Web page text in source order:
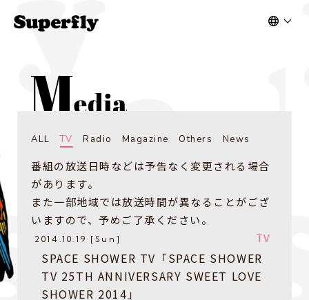
ALL TV Radio Magazine Others News
番組の放送日時などは予告なく変更される場合
があります。
また一部地域では放送時間が異なることがござ
いますので、予めご了承ください。
2014.10.19 [Sun] TV
SPACE SHOWER TV「SPACE SHOWER
TV 25TH ANNIVERSARY SWEET LOVE
SHOWER 2014」